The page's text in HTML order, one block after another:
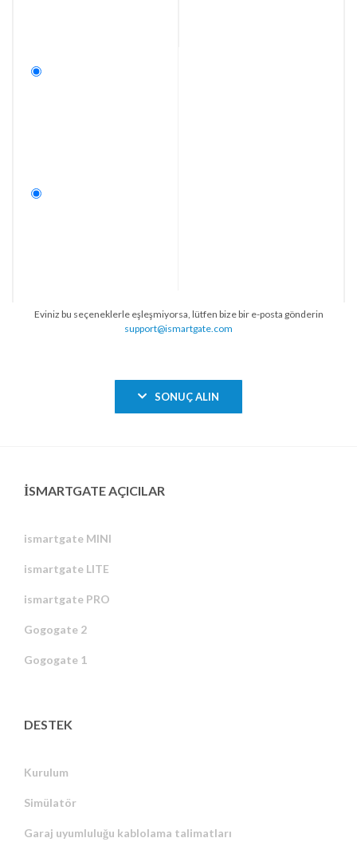
Eviniz bu seçeneklerle eşleşmiyorsa, lütfen bize bir e-posta gönderin
support@ismartgate.com
SONUÇ ALIN
ISMARTGATE AÇICILAR
ismartgate MINI
ismartgate LITE
ismartgate PRO
Gogogate 2
Gogogate 1
DESTEK
Kurulum
Simülatör
Garaj uyumluluğu kablolama talimatları